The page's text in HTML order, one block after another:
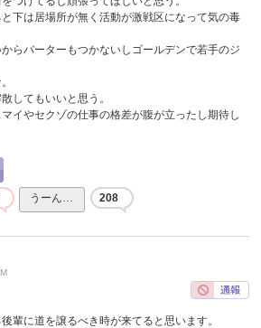
下は居場所が無く活動が激戦区になって気の毒
らバーターもつかないしゴールデンで若手のジ
してもいいと思う。
イやセクゾの仕事の格差が腹が立ったし期待し
うーん… 208
輩に道を譲るべき時が来てると思います。